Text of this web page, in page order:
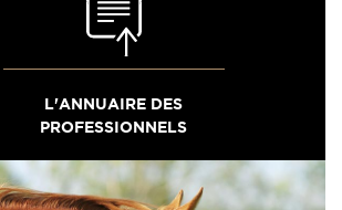
L'ANNUAIRE DES
PROFESSIONNELS